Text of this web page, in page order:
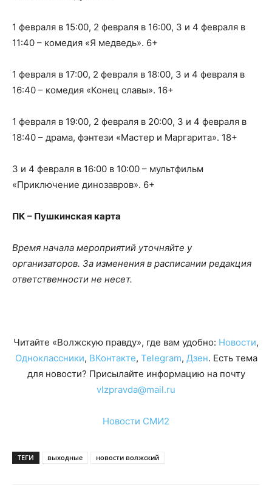
1 февраля в 15:00, 2 февраля в 16:00, 3 и 4 февраля в
11:40 – комедия «Я медведь». 6+
1 февраля в 17:00, 2 февраля в 18:00, 3 и 4 февраля в
16:40 – комедия «Конец славы». 16+
1 февраля в 19:00, 2 февраля в 20:00, 3 и 4 февраля в
18:40 – драма, фэнтези «Мастер и Маргарита». 18+
3 и 4 февраля в 16:00 в 10:00 – мультфильм
«Приключение динозавров». 6+
ПК – Пушкинская карта
Время начала мероприятий уточняйте у
организаторов. За изменения в расписании редакция
ответственности не несет.
Читайте «Волжскую правду», где вам удобно: Новости,
Одноклассники, ВКонтакте, Telegram, Дзен. Есть тема
для новости? Присылайте информацию на почту
vlzpravda@mail.ru
Новости СМИ2
ТЕГИ выходные новости волжский